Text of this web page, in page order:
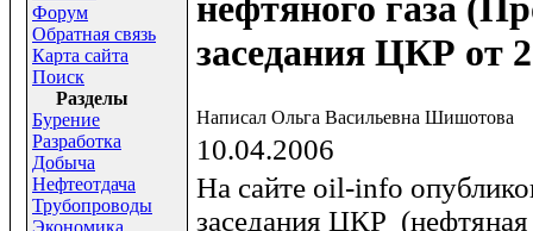
Форум
Обратная связь
Карта сайта
Поиск
Раздeлы
Бурение
Разработка
Добыча
Нефтеотдача
Трубопроводы
Экономика
заседания ЦКР от
Написал Ольга Васильевна Шишотова
10.04.2006
На сайте oil-info
заседания ЦКР